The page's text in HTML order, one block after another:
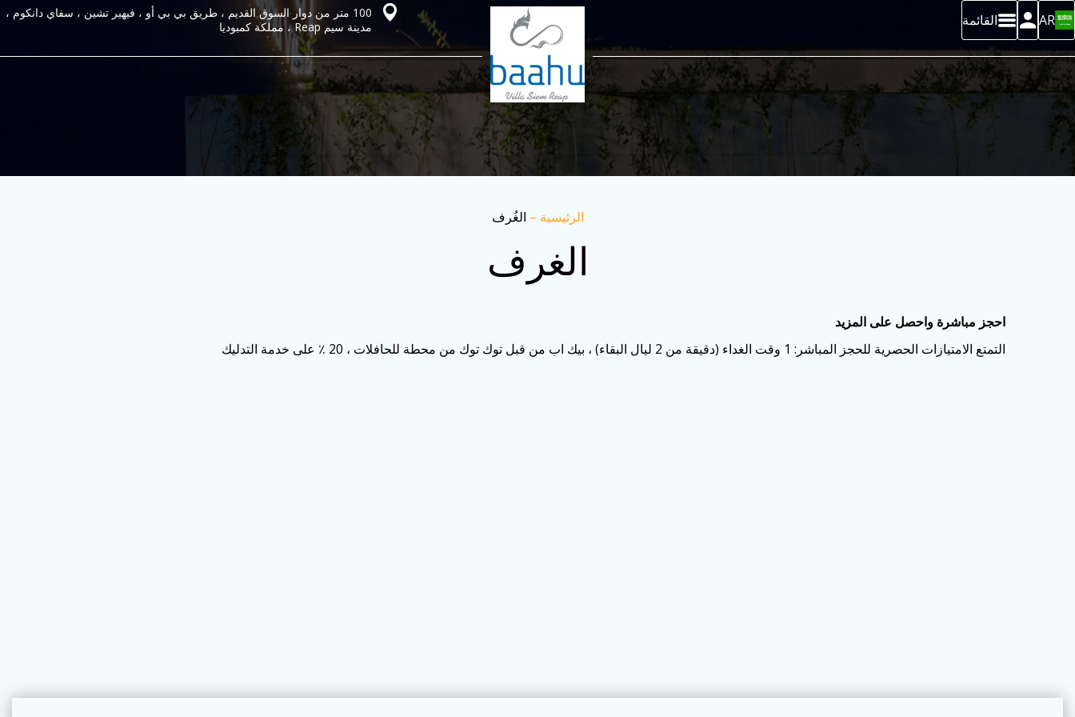
AR القائمة
100 متر من دوار السوق القديم ، طريق بي بي أو ، فيهير تشين ، سفاي دانكوم ،
مدينة سيم Reap ، مملكة كمبوديا
الرئيسية – الغُرف
الغرف
احجز مباشرة واحصل على المزيد
التمتع الامتيازات الحصرية للحجز المباشر: 1 وقت الغداء (دقيقة من 2 ليال البقاء) ، بيك اب من قبل توك توك من محطة للحافلات ، 20 ٪ على خدمة التدليك